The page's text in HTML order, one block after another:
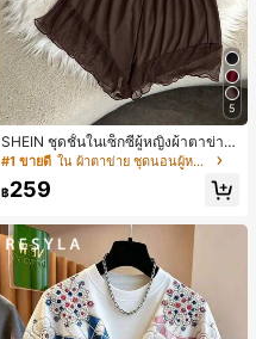
5
SHEIN ชุดชั้นในเซ็กซี่ผู้หญิงผ้าตาข่าย
มีโครงคัพบาง
#1 ขายดี ใน ผ้าตาข่าย ชุดนอนผู้หญิง
฿259